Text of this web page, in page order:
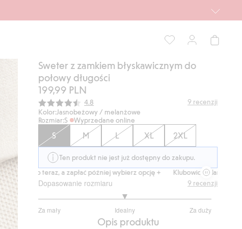
Sweter z zamkiem błyskawicznym do
połowy długości
199,99 PLN
Średnia ocena:
4.8 9 recenzji
Kolor:Jasnobeżowy / melanżowe
Rozmiar:S Wyprzedane online
S M L XL 2XL
Ten produkt nie jest już dostępny do zakupu.
Kup teraz, a zapłać później wybierz opcję + Klubowiczu darmowa
Dopasowanie rozmiaru
Za mały Idealny Za duży
na
9 recenzji
Opis produktu